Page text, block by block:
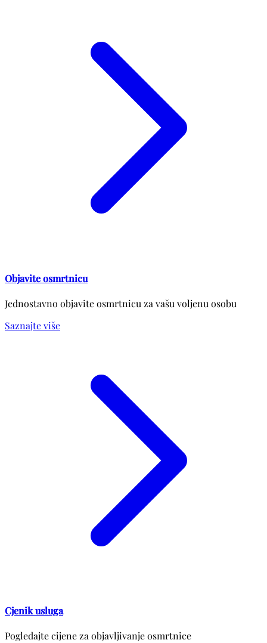
Objavite osmrtnicu
Jednostavno objavite osmrtnicu za vašu voljenu osobu
Saznajte više
Cjenik usluga
Pogledajte cijene za objavljivanje osmrtnice